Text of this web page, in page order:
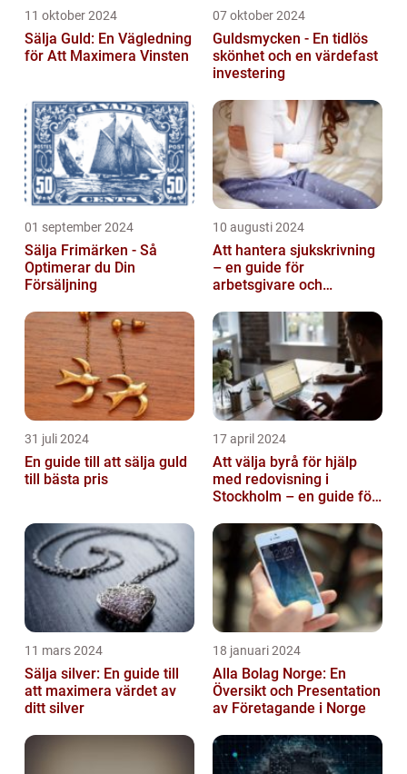
11 oktober 2024
Sälja Guld: En Vägledning
för Att Maximera Vinsten
07 oktober 2024
Guldsmycken - En tidlös
skönhet och en värdefast
investering
01 september 2024
Sälja Frimärken - Så
Optimerar du Din
Försäljning
10 augusti 2024
Att hantera sjukskrivning
– en guide för
arbetsgivare och
31 juli 2024
En guide till att sälja guld
till bästa pris
17 april 2024
Att välja byrå för hjälp
med redovisning i
Stockholm – en guide för
11 mars 2024
Sälja silver: En guide till
att maximera värdet av
ditt silver
18 januari 2024
Alla Bolag Norge: En
Översikt och Presentation
av Företagande i Norge